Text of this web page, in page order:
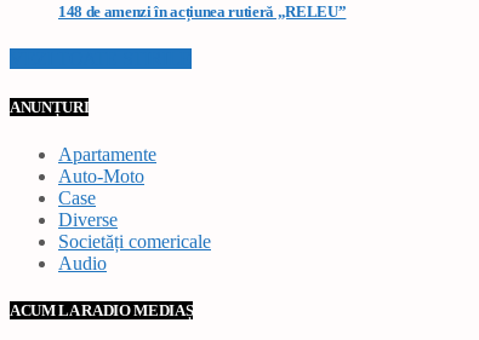
148 de amenzi în acțiunea rutieră „RELEU”
ANUNȚURI
Apartamente
Auto-Moto
Case
Diverse
Societăți comericale
Audio
ACUM LA RADIO MEDIAȘ